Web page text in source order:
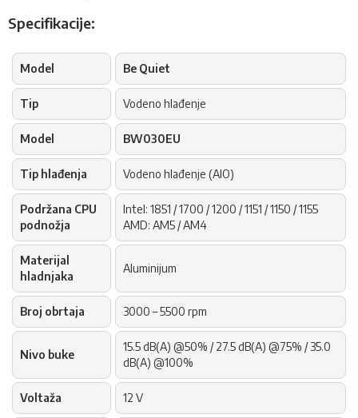
Specifikacije:
Model Be Quiet
Tip Vodeno hlađenje
Model BW030EU
Tip hlađenja Vodeno hlađenje (AIO)
Podržana CPU
podnožja
Intel: 1851 / 1700 / 1200 / 1151 / 1150 / 1155
AMD: AM5 / AM4
Materijal
hladnjaka
Aluminijum
Broj obrtaja 3000 – 5500 rpm
Nivo buke
15.5 dB(A) @50% / 27.5 dB(A) @75% / 35.0
dB(A) @100%
Voltaža 12 V